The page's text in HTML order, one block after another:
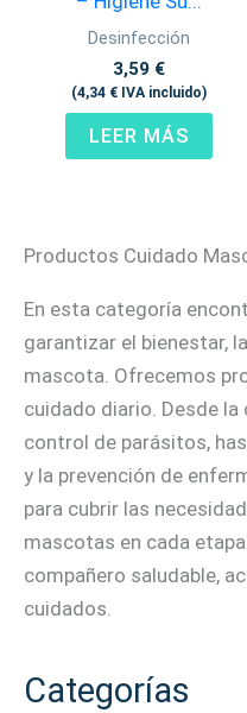
Categorías
Desinfección
3,59 €
(4,34 € IVA incluido)
LEER MÁS
Productos Cuidado
En esta categoría
garantizar el bienestar,
mascota. Ofrecemos
cuidado diario. Desde
control de parásitos,
y la prevención de
para cubrir las
mascotas en cada
compañero saludable,
cuidados.